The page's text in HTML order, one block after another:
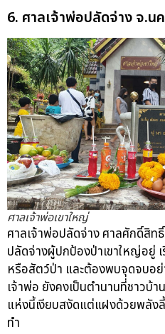
6. ศาลเจ้าพ่อปลัดจ่าง จ.น
ศาลเจ้าพ่อเขาใหญ่
ศาลเจ้าพ่อปลัดจ่าง ศาลศักดิ์สิ
ปลัดจ่างผู้ปกป้องป่าเขาใหญ่อยู่
หรือสัตว์ป่า และต้องพบจุดจบอย่
เจ้าพ่อ ยังคงเป็นตำนานที่ชาวบ้
แห่งนี้เงียบสงัดแต่แฝงด้วยพลัง
ทำ